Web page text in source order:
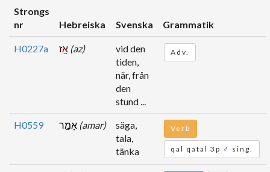
Strongs
nr
Hebreiska Svenska Grammatik
H0227a (az)
vid den
tiden,
när, från
den
stund ...
Adv.
H0559 (amar)
säga,
tala,
tänka
Verb
qal qatal 3p ♂ sing.